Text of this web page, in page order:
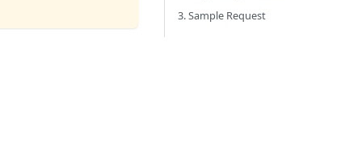
3. Sample Request